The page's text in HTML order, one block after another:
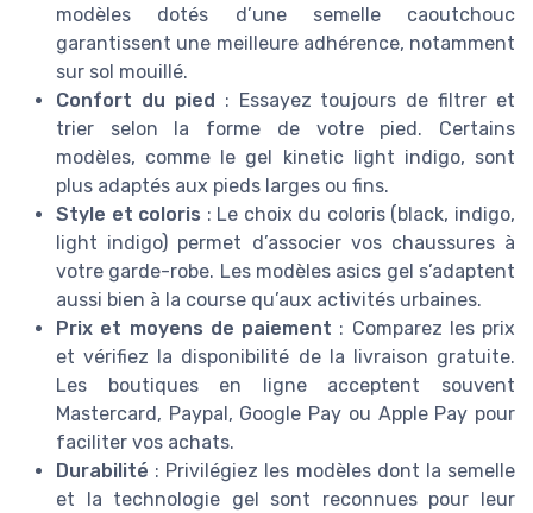
modèles dotés d’une semelle caoutchouc
garantissent une meilleure adhérence, notamment
sur sol mouillé.
Confort du pied
: Essayez toujours de filtrer et
trier selon la forme de votre pied. Certains
modèles, comme le gel kinetic light indigo, sont
plus adaptés aux pieds larges ou fins.
Style et coloris : Le choix du coloris (black, indigo,
light indigo) permet d’associer vos chaussures à
votre garde-robe. Les modèles asics gel s’adaptent
aussi bien à la course qu’aux activités urbaines.
Prix et moyens de paiement : Comparez les prix
et vérifiez la disponibilité de la livraison gratuite.
Les boutiques en ligne acceptent souvent
Mastercard, Paypal, Google Pay ou Apple Pay pour
faciliter vos achats.
Durabilité : Privilégiez les modèles dont la semelle
et la technologie gel sont reconnues pour leur